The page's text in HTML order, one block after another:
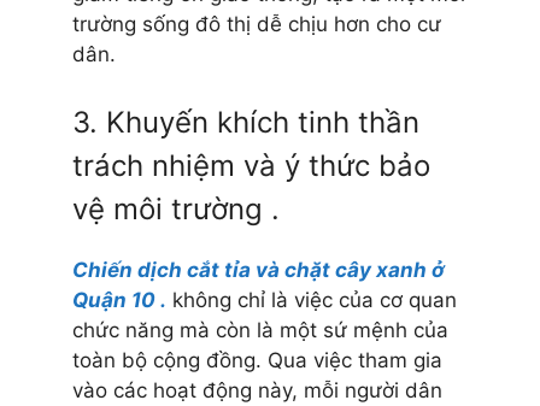
trường sống đô thị dễ chịu hơn cho cư
dân.
3. Khuyến khích tinh thần
trách nhiệm và ý thức bảo
vệ môi trường .
Chiến dịch cắt tỉa và chặt cây xanh ở
Quận 10 . không chỉ là việc của cơ quan
chức năng mà còn là một sứ mệnh của
toàn bộ cộng đồng. Qua việc tham gia
vào các hoạt động này, mỗi người dân